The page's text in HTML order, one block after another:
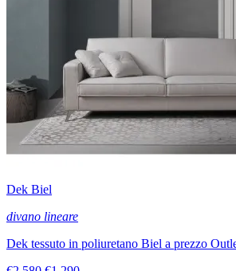
Dek Biel
divano lineare
Dek tessuto in poliuretano Biel a prezzo